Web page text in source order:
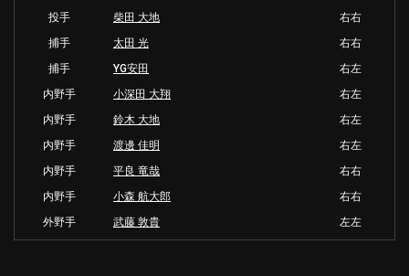
投手
柴田 大地
右右
捕手
太田 光
右右
捕手
YG安田
右左
内野手
小深田 大翔
右左
内野手
鈴木 大地
右左
内野手
渡邊 佳明
右左
内野手
平良 竜哉
右右
内野手
小森 航大郎
右右
外野手
武藤 敦貴 左左